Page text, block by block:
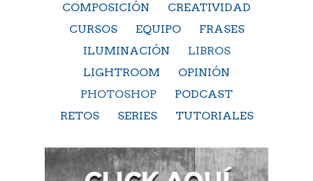
COMPOSICIÓN
CREATIVIDAD
CURSOS
EQUIPO
FRASES
ILUMINACIÓN
LIBROS
LIGHTROOM
OPINIÓN
PHOTOSHOP
PODCAST
RETOS
SERIES TUTORIALES